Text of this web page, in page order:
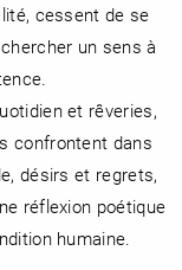
cessent de se
un sens à
et rêveries,
confrontent dans
désirs et regrets,
réflexion poétique
humaine.